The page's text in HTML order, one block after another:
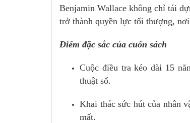
Benjamin Wallace không chỉ tái
trở thành quyền lực tối thượng,
Điểm đặc sắc của cuốn sách
Cuộc điều tra kéo dài 15
thuật số.
Khai thác sức hút của nhân
mất.